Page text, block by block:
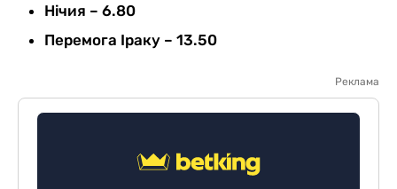
Нічия – 6.80
Перемога Іраку – 13.50
Реклама